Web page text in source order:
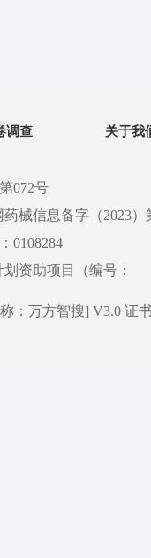
调查 关于我
072号
械信息备字（2023）
0108284
资助项目（编号：
：万方智搜] V3.0 证